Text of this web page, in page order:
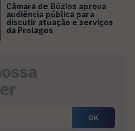
Câmara de Búzios aprova
audiência pública para
discutir atuação e serviços
da Prolagos